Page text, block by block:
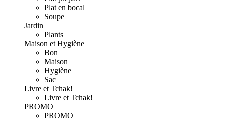
Plat en bocal
Soupe
Jardin
Plants
Maison et Hygiène
Bon
Maison
Hygiène
Sac
Livre et Tchak!
Livre et Tchak!
PROMO
PROMO